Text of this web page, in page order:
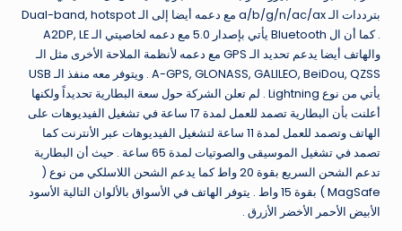
بترددات الـ a/b/g/n/ac/ax مع دعمه أيضا إلى الـ Dual-band, hotspot
. كما أن ال Bluetooth يأتي بإصدار 5.0 مع دعمه لخاصيتي الـ A2DP, LE
والهاتف أيضا يدعم تحديد الـ GPS مع دعمه لأنظمة الملاحة الأخرى مثل الـ
A-GPS, GLONASS, GALILEO, BeiDou, QZSS . ويتوفر معه منفذ الـ USB
يأتي من نوع Lightning . لم تعلن الشركة حول سعة البطارية تحديداً ولكنها
أعلنت بأن البطارية تصمد للعمل لمدة 17 ساعة في تشغيل الفيديوهات على
الهاتف وتصمد للعمل لمدة 11 ساعة لتشغيل الفيديوهات عبر الأنترنت كما
تصمد في تشغيل الموسيقى والصوتيات لمدة 65 ساعة . حيث أن البطارية
تدعم الشحن السريع بقوة 20 واط كما يدعم الشحن اللاسلكي من نوع (
MagSafe‏ ) بقوة 15 واط . يتوفر الهاتف في الأسواق بالألوان التالية الأسود
الأبيض الأحمر الأخضر الأزرق .